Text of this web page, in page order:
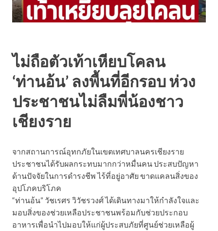
ไม่ถือตัวเท้าเหียบโคลน
‘ท่านอ้น’ ลงพื้นที่อีกรอบ ห่วง
ประชาชนไม่ลืมพี่น้องชาว
เชียงราย
จากสถานการณ์อุทกภัยในเขตเทศบาลนครเชียงราย
ประชาชนได้รับผลกระทบมากกว่าหมื่นคน ประสบปัญหา
ด้านปัจจัยในการดำรงชีพ ไร้ที่อยู่อาศัย ขาดแคลนสิ่งของ
อุปโภคบริโภค
“ท่านอ้น” วัชเรศร วิวัชรวงศ์ ได้เดินทางมาให้กำลังใจและ
มอบสิ่งของช่วยเหลือประชาชนพร้อมกับช่วยประกอบ
อาหารเพื่อนำไปมอบให้แก่ผู้ประสบภัยที่ศูนย์ช่วยเหลือผู้